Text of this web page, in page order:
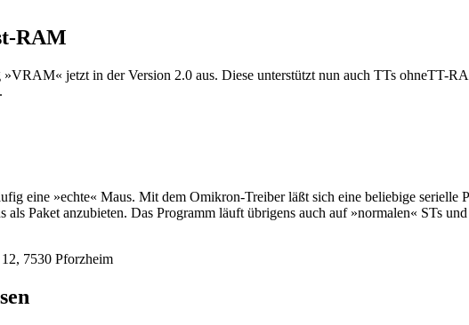
RAM
jetzt in der Version 2.0 aus. Diese unterstützt nun auch TTs ohneTT-
eine »echte« Maus. Mit dem Omikron-Treiber läßt sich eine beliebige
als Paket anzubieten. Das Programm läuft übrigens auch auf »normalen« STs
7530 Pforzheim